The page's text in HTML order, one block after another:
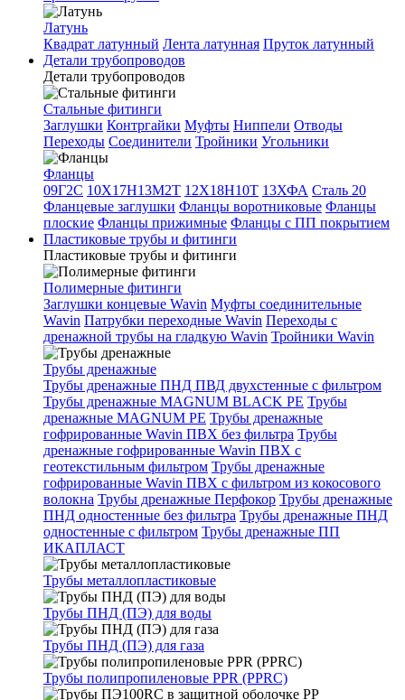
Латунь
Квадрат латунный Лента латунная Пруток латунный
Детали трубопроводов
Детали трубопроводов
Стальные фитинги
Заглушки Контргайки Муфты Ниппели Отводы
Переходы Соединители Тройники Угольники
Фланцы
09Г2С 10Х17Н13М2Т 12Х18Н10Т 13ХФА Сталь 20
Фланцевые заглушки Фланцы воротниковые Фланцы
плоские Фланцы прижимные Фланцы с ПП покрытием
Пластиковые трубы и фитинги
Пластиковые трубы и фитинги
Полимерные фитинги
Заглушки концевые Wavin Муфты соединительные
Wavin Патрубки переходные Wavin Переходы с
дренажной трубы на гладкую Wavin Тройники Wavin
Трубы дренажные
Трубы дренажные ПНД ПВД двухстенные с фильтром
Трубы дренажные MAGNUM BLACK PE Трубы
дренажные MAGNUM PE Трубы дренажные
гофрированные Wavin ПВХ без фильтра Трубы
дренажные гофрированные Wavin ПВХ с
геотекстильным фильтром Трубы дренажные
гофрированные Wavin ПВХ с фильтром из кокосового
волокна Трубы дренажные Перфокор Трубы дренажные
ПНД одностенные без фильтра Трубы дренажные ПНД
одностенные с фильтром Трубы дренажные ПП
ИКАПЛАСТ
Трубы металлопластиковые
Трубы ПНД (ПЭ) для воды
Трубы ПНД (ПЭ) для газа
Трубы полипропиленовые PPR (PPRC)